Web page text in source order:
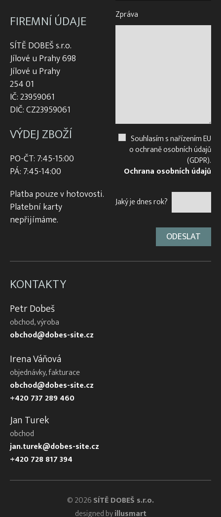
FIREMNÍ ÚDAJE
SÍTĚ DOBEŠ s.r.o.
Jílové u Prahy 698
Jílové u Prahy
254 01
IČ: 23959061
DIČ: CZ23959061
VÝDEJ ZBOŽÍ
PO-ČT: 7:45-15:00
PÁ: 7:45-14:00
Platba pouze v hotovosti.
Platební karty
nepřijímáme.
Zpráva
Souhlasím s nařízením EU
o ochraně osobních údajů
(GDPR).
Ochrana osobních údajů
Jaký je dnes rok?
KONTAKTY
Petr Dobeš
obchod, výroba
obchod@dobes-site.cz
Irena Váňová
objednávky, fakturace
obchod@dobes-site.cz
+420 737 289 460
Jan Turek
obchod
jan.turek@dobes-site.cz
+420 728 817 394
© 2026SÍTĚ DOBEŠ s.r.o.
designed byillusmart